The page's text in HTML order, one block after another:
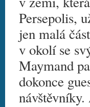
Persepolis,
jen malá
v okolí se
Maymand
dokonce